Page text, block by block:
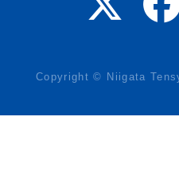
Copyright © Niigata